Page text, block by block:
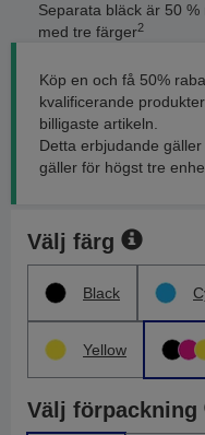
Separata bläck är 50
med tre färger2
Köp en och få 50%
kvalificerande
billigaste artikeln.
Detta erbjudande
gäller för högst tre
Välj färg
Black
Yellow
Välj förpackning